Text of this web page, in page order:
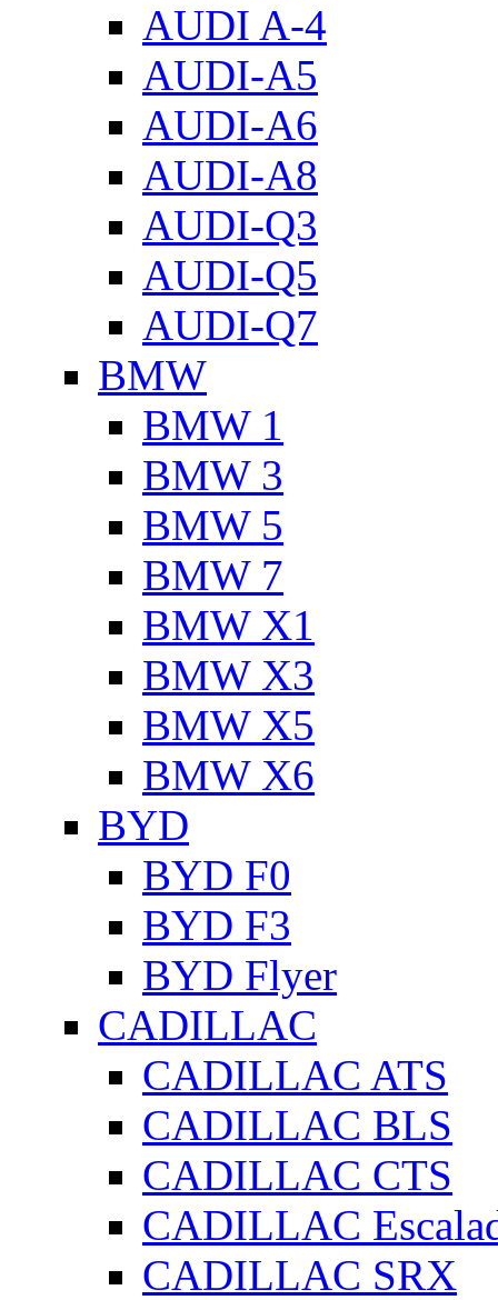
AUDI A-4
AUDI-A5
AUDI-A6
AUDI-A8
AUDI-Q3
AUDI-Q5
AUDI-Q7
BMW
BMW 1
BMW 3
BMW 5
BMW 7
BMW X1
BMW X3
BMW X5
BMW X6
BYD
BYD F0
BYD F3
BYD Flyer
CADILLAC
CADILLAC ATS
CADILLAC BLS
CADILLAC CTS
CADILLAC
CADILLAC SRX